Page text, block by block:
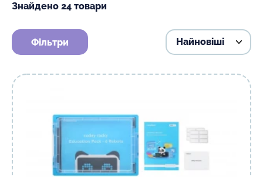
Знайдено 24 товари
Фільтри